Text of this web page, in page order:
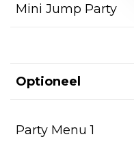
Mini Jump Party
Optioneel
Party Menu 1